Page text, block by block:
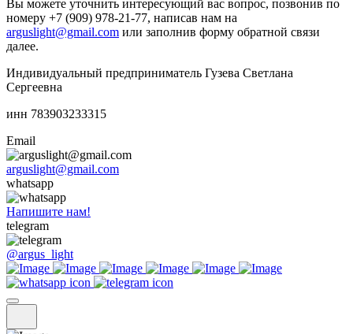
Вы можете уточнить интересующий вас вопрос, позвонив по
номеру +7 (909) 978-21-77, написав нам на
arguslight@gmail.com или заполнив форму обратной связи
далее.
Индивидуальный предприниматель Гузева Светлана
Сергеевна
инн 783903233315
Email
arguslight@gmail.com
whatsapp
Напишите нам!
telegram
@argus_light